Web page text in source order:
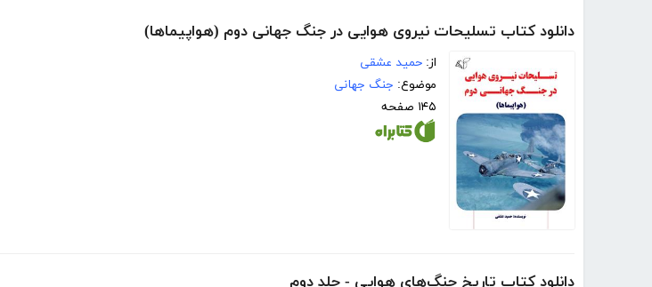
دانلود کتاب تسلیحات نیروی هوایی در جنگ جهانی دوم (هواپیماها)
از: حمید عشقی
موضوع: جنگ جهانی
۱۴۵ صفحه
دانلود کتاب تاریخ جنگ‌های هوایی - جلد دوم